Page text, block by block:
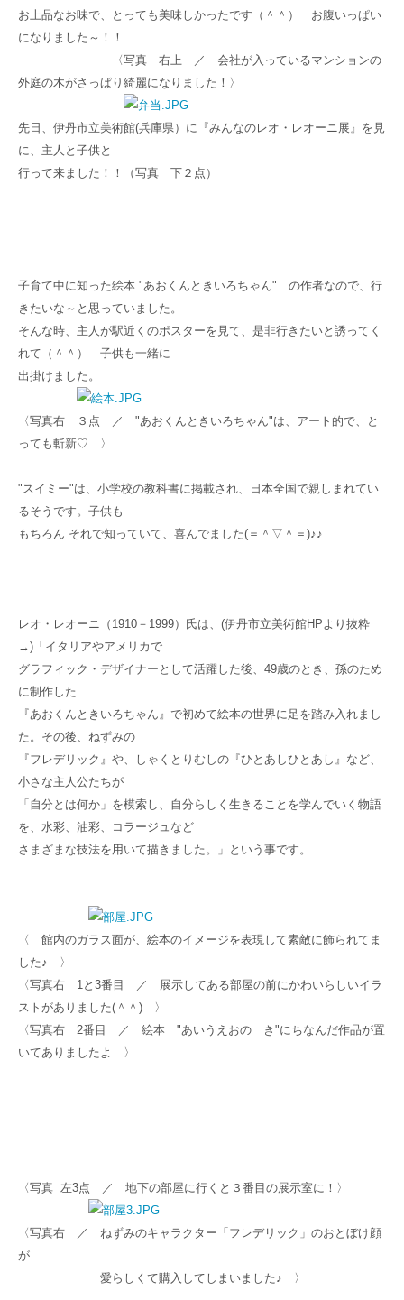
お上品なお味で、とっても美味しかったです （＾＾） お腹いっぱい
になりました～！！
〈写真 右上 ／ 会社が入っているマンションの
外庭の木がさっぱり綺麗になりました！〉
先日、伊丹市立美術館(兵庫県）に『みんなのレオ・レオーニ展 』を見
に、主人と子供と
行って来ました！！
（写真 下２点）
子育て中に知った絵本 "あおくんときいろちゃん" の作者なので、行
きたいな～と 思っていました。
そんな時、主人が駅近くのポスターを見て、是非行きたいと誘ってく
れて（＾＾） 子供も一緒に
出掛けました。
〈写真右 ３点 ／ "あおくんときいろちゃん"は、アート的で、と
っても斬新♡ 〉
"スイミー"は、小学校の教科書に掲載され、日本全国で親しまれてい
るそうです。子供も
もちろん それで知っていて、喜んでました(＝＾▽＾＝)♪♪
レオ・レオーニ（1910－1999）氏は、(伊丹市立美術館HPより抜粋
→)「イタリアやアメリカで
グラフィック・デザイナーとして活躍した後、49歳のとき、孫のため
に制作した
『あおくんときいろちゃん』で初めて絵本の世界に足を踏み入れまし
た。その後、ねずみの
『フレデリック 』や、しゃくとりむしの 『ひとあしひとあし 』 など、
小さな主人公たちが
「自分とは何か」を模索し、自分らしく生きることを学んでいく物語
を、水彩、油彩、コラージュなど
さまざまな技法を用いて描きました。」という事です。
〈 館内のガラス面が、絵本のイメージを表現して素敵に飾られてま
した♪ 〉
〈写真右 1と3番目 ／ 展示してある部屋の前にかわいらしいイラ
ストがありました(＾＾) 〉
〈写真右 2番目
／ 絵本 "あいうえおの き"にちなんだ作品が置
いてありましたよ
〉
〈写真 左3点 ／ 地下の部屋に行くと３番目の展示室に！〉
〈写真右 ／ ねずみのキャラクター 「 フレデリック 」 のおとぼけ顔
が
愛らしくて購入してしまいました♪ 〉